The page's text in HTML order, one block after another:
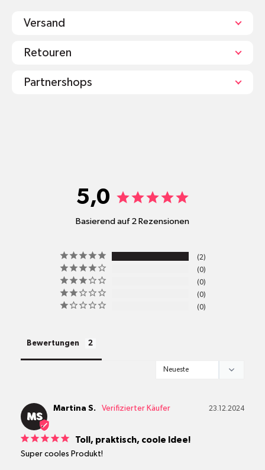
Versand
pro
Standort
Versandkosten
Retouren
Partnershops
5,0
Basierend auf 2 Rezensionen
2
0
0
0
0
Bewertungen
MS
23.12.2024
Martina S.
Toll, praktisch, coole Idee!
Super cooles Produkt!